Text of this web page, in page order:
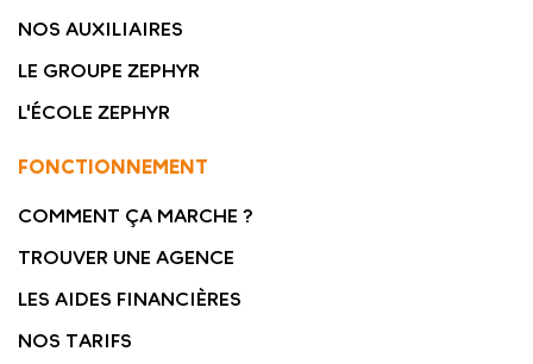
NOS AUXILIAIRES
LE GROUPE ZEPHYR
L'ÉCOLE ZEPHYR
FONCTIONNEMENT
COMMENT ÇA MARCHE ?
TROUVER UNE AGENCE
LES AIDES FINANCIÈRES
NOS TARIFS